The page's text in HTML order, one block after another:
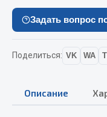
Весь раздел
Смазочные
Задать вопрос
Поделиться: VK WA
Описание